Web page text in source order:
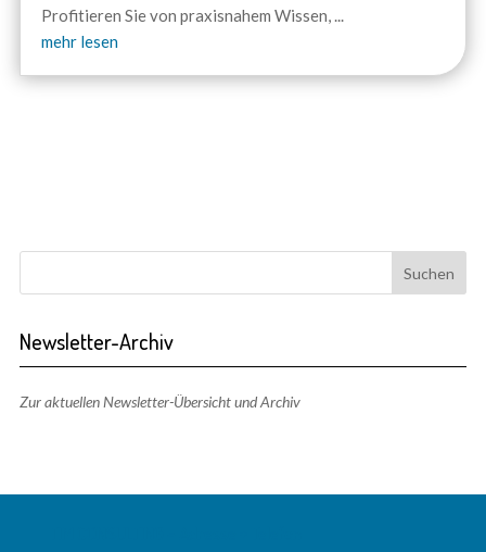
Profitieren Sie von praxisnahem Wissen,...
mehr lesen
Newsletter-Archiv
Zur aktuellen Newsletter-Übersicht und Archiv